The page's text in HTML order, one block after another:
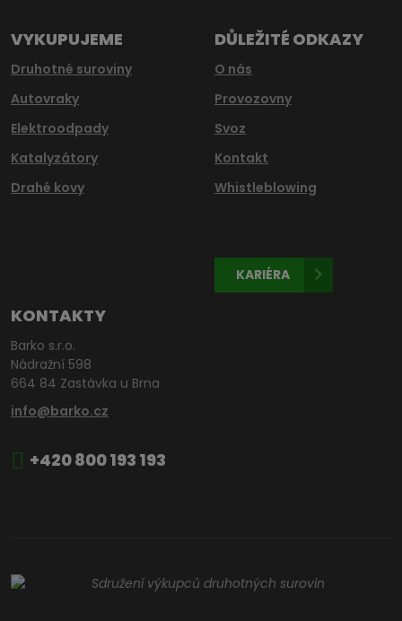
VYKUPUJEME
Druhotné suroviny
Autovraky
Elektroodpady
Katalyzátory
Drahé kovy
DŮLEŽITÉ ODKAZY
O nás
Provozovny
Svoz
Kontakt
Whistleblowing
KARIÉRA
KONTAKTY
Barko s.r.o.
Nádražní 598
664 84 Zastávka u Brna
info@barko.cz
+420 800 193 193